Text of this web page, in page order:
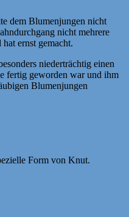
dem Blumenjungen nicht
nicht mehrere
ernst gemacht.
niederträchtig einen
fertig geworden war und ihm
Blumenjungen
Form von Knut.